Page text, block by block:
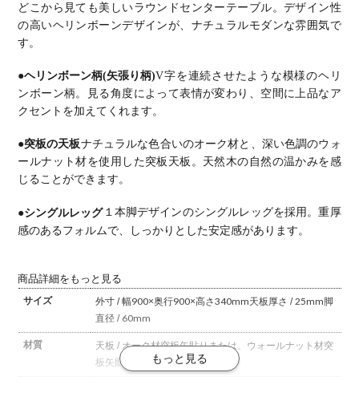
どこから見ても美しいラウンドセンターテーブル。 デザイン性
の高いヘリンボーンデザインが、ナチュラルモダンな雰囲気で
す。
●ヘリンボーン柄(矢張り柄)V字を連続させたような模様のヘリ
ンボーン柄。
見る角度によって表情が変わり、空間に上品なア
クセントを加えてくれます。
●突板の天板ナチュラルな色合いのオーク材と、深い色調のウォ
ールナット材を使用した突板天板。 天然木の自然の温かみを感
じることができます。
●シングルレッグ１本脚デザインのシングルレッグを採用。重厚
感のあるフォルムで、しっかりとした安定感があります。
商品詳細をもっと見る
サイズ
外寸 / 幅900×奥行900×高さ340mm天板厚さ / 25mm脚
直径 / 60mm
材質
天板 / オーク材突板矢貼りまたは、ウォールナット材突
板矢貼り